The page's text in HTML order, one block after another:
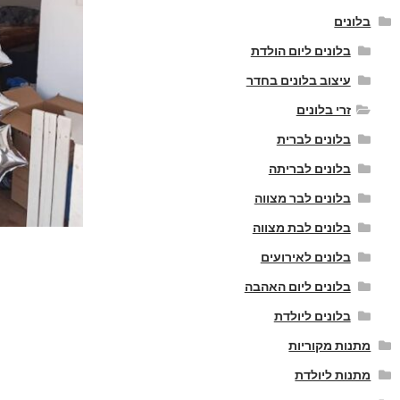
בלונים
בלונים ליום הולדת
עיצוב בלונים בחדר
זרי בלונים
בלונים לברית
בלונים לבריתה
בלונים לבר מצווה
בלונים לבת מצווה
בלונים לאירועים
בלונים ליום האהבה
בלונים ליולדת
מתנות מקוריות
מתנות ליולדת